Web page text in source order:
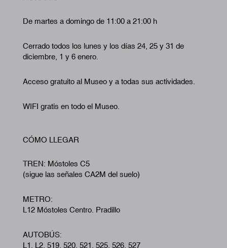
De martes a domingo de 11:00 a 21:00 h
Cerrado todos los lunes y los días 24, 25 y 31 de
diciembre, 1 y 6 enero.
Acceso gratuito al Museo y a todas sus actividades.
WIFI gratis en todo el Museo.
CÓMO LLEGAR
TREN: Móstoles C5
(sigue las señales CA2M del suelo)
METRO:
L12 Móstoles Centro. Pradillo
AUTOBÚS:
L1, L2, 519, 520, 521, 525, 526, 527